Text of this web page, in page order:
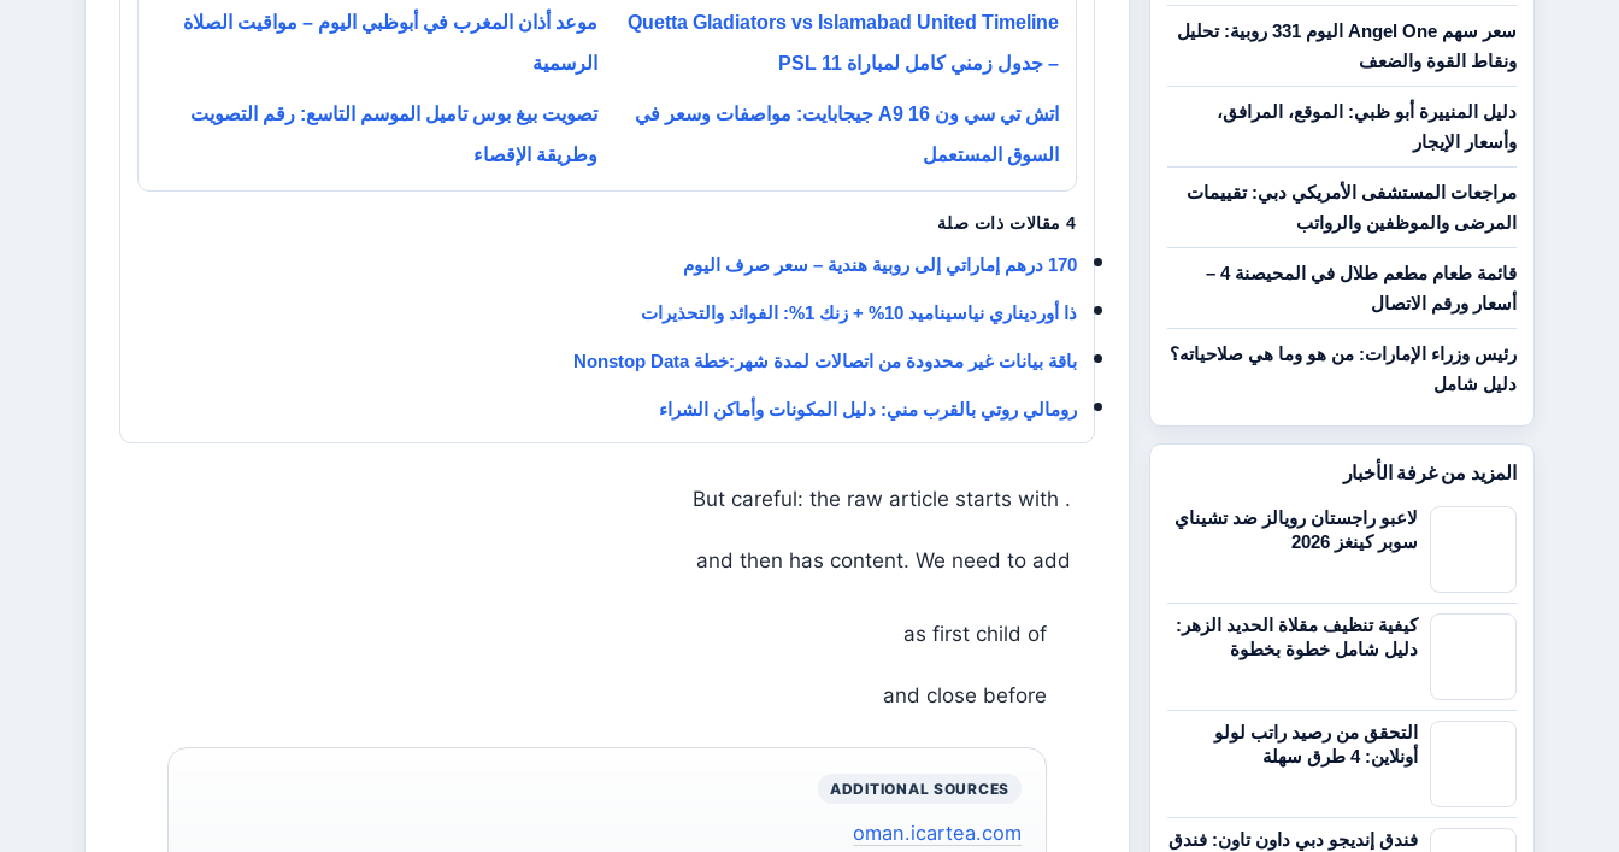
Quetta Gladiators vs Islamabad United Timeline
– جدول زمني كامل لمباراة PSL 11
موعد أذان المغرب في أبوظبي اليوم – مواقيت الصلاة
الرسمية
اتش تي سي ون A9 16 جيجابايت: مواصفات وسعر في
السوق المستعمل
تصويت بيغ بوس تاميل الموسم التاسع: رقم التصويت
وطريقة الإقصاء
4 مقالات ذات صلة
170 درهم إماراتي إلى روبية هندية – سعر صرف اليوم
ذا أورديناري نياسيناميد 10% + زنك 1%: الفوائد والتحذيرات
باقة بيانات غير محدودة من اتصالات لمدة شهر:خطة Nonstop Data
رومالي روتي بالقرب مني: دليل المكونات وأماكن الشراء
. But careful: the raw article starts with
and then has content. We need to add
as first child of
and close before
ADDITIONAL SOURCES
oman.icartea.com
سعر سهم Angel One اليوم 331 روبية: تحليل
ونقاط القوة والضعف
دليل المنييرة أبو ظبي: الموقع، المرافق،
وأسعار الإيجار
مراجعات المستشفى الأمريكي دبي: تقييمات
المرضى والموظفين والرواتب
قائمة طعام مطعم طلال في المحيصنة 4 –
أسعار ورقم الاتصال
رئيس وزراء الإمارات: من هو وما هي صلاحياته؟
دليل شامل
المزيد من غرفة الأخبار
لاعبو راجستان رويالز ضد تشيناي
سوبر كينغز 2026
كيفية تنظيف مقلاة الحديد الزهر:
دليل شامل خطوة بخطوة
التحقق من رصيد راتب لولو
أونلاين: 4 طرق سهلة
فندق إنديجو دبي داون تاون: فندق